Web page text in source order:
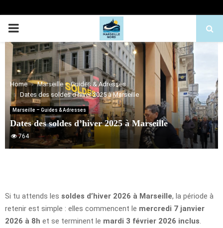
PRIMARY
MENU
Home
Marseille – Guides & Adresses
Dates des soldes d’hiver 2025 à Marseille
Marseille – Guides & Adresses
Dates des soldes d’hiver 2025 à Marseille
764
Si tu attends les soldes d’hiver 2026 à Marseille, la période à
retenir est simple : elles commencent le mercredi 7 janvier
2026 à 8h et se terminent le mardi 3 février 2026 inclus